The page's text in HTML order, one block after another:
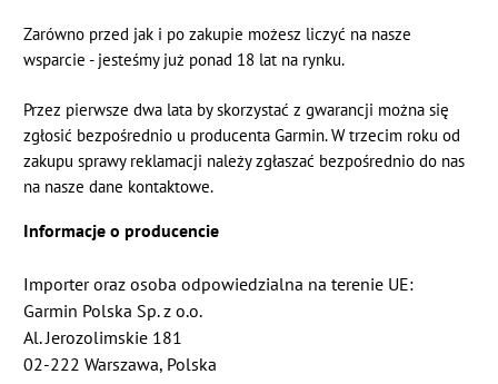
Zarówno przed jak i po zakupie możesz liczyć na nasze
wsparcie - jesteśmy już ponad 18 lat na rynku.
Przez pierwsze dwa lata by skorzystać z gwarancji można się
zgłosić bezpośrednio u producenta Garmin. W trzecim roku od
zakupu sprawy reklamacji należy zgłaszać bezpośrednio do nas
na nasze dane kontaktowe.
Informacje o producencie
Importer oraz osoba odpowiedzialna na terenie UE:
Garmin Polska Sp. z o.o.
Al. Jerozolimskie 181
02-222 Warszawa, Polska